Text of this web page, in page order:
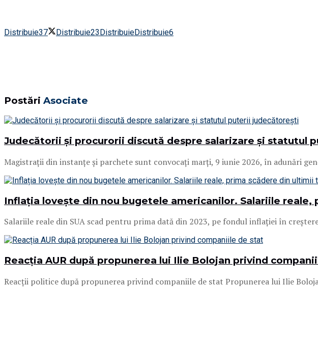
Distribuie37 Distribuie23DistribuieDistribuie6
Postări Asociate
Judecătorii și procurorii discută despre salarizare și statutul
Magistrații din instanțe și parchete sunt convocați marți, 9 iunie 2026, în adunări
Inflația lovește din nou bugetele americanilor. Salariile
Salariile reale din SUA scad pentru prima dată din 2023, pe fondul inflației în
Reacția AUR după propunerea lui Ilie Bolojan privind
Reacții politice după propunerea privind companiile de stat Propunerea lui Ilie